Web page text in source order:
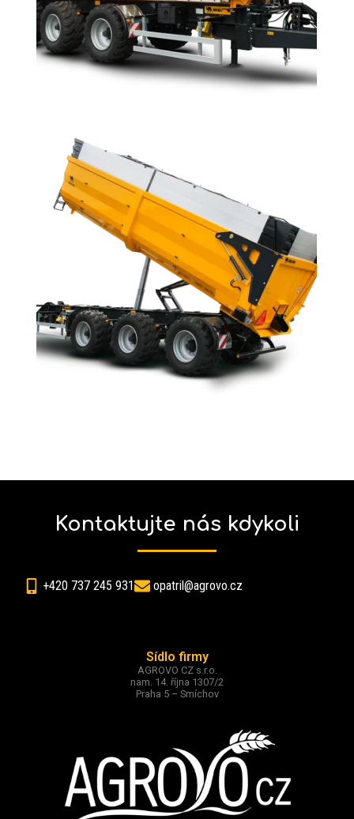
Kontaktujte nás kdykoli
+420 737 245 931 opatril@agrovo.cz
Sídlo firmy
AGROVO CZ s.r.o.
nam. 14. října 1307/2
Praha 5 – Smíchov